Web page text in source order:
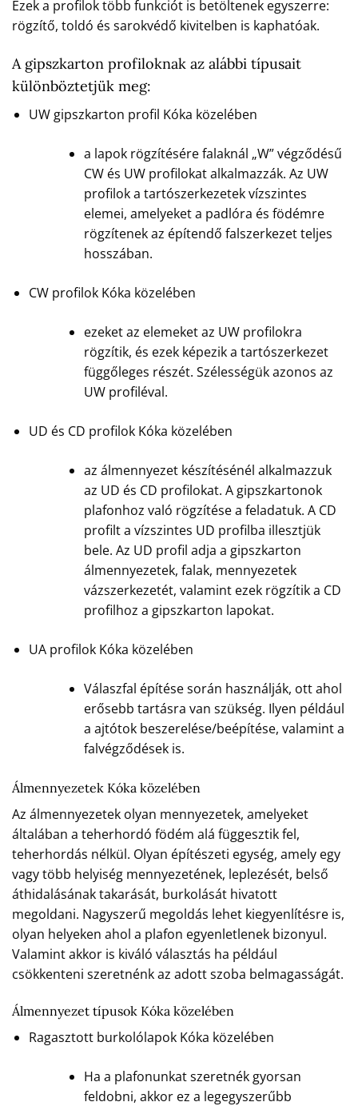
Ezek a profilok több funkciót is betöltenek egyszerre:
rögzítő, toldó és sarokvédő kivitelben is kaphatóak.
A gipszkarton profiloknak az alábbi típusait
különböztetjük meg:
UW gipszkarton profil Kóka közelében
a lapok rögzítésére falaknál „W” végződésű
CW és UW profilokat alkalmazzák. Az UW
profilok a tartószerkezetek vízszintes
elemei, amelyeket a padlóra és födémre
rögzítenek az építendő falszerkezet teljes
hosszában.
CW profilok Kóka közelében
ezeket az elemeket az UW profilokra
rögzítik, és ezek képezik a tartószerkezet
függőleges részét. Szélességük azonos az
UW profiléval.
UD és CD profilok Kóka közelében
az álmennyezet készítésénél alkalmazzuk
az UD és CD profilokat. A gipszkartonok
plafonhoz való rögzítése a feladatuk. A CD
profilt a vízszintes UD profilba illesztjük
bele. Az UD profil adja a gipszkarton
álmennyezetek, falak, mennyezetek
vázszerkezetét, valamint ezek rögzítik a CD
profilhoz a gipszkarton lapokat.
UA profilok Kóka közelében
Válaszfal építése során használják, ott ahol
erősebb tartásra van szükség. Ilyen például
a ajtótok beszerelése/beépítése, valamint a
falvégződések is.
Álmennyezetek Kóka közelében
Az álmennyezetek olyan mennyezetek, amelyeket
általában a teherhordó födém alá függesztik fel,
teherhordás nélkül. Olyan építészeti egység, amely egy
vagy több helyiség mennyezetének, leplezését, belső
áthidalásának takarását, burkolását hivatott
megoldani. Nagyszerű megoldás lehet kiegyenlítésre is,
olyan helyeken ahol a plafon egyenletlenek bizonyul.
Valamint akkor is kiváló választás ha például
csökkenteni szeretnénk az adott szoba belmagasságát.
Álmennyezet típusok Kóka közelében
Ragasztott burkolólapok Kóka közelében
Ha a plafonunkat szeretnék gyorsan
feldobni, akkor ez a legegyszerűbb